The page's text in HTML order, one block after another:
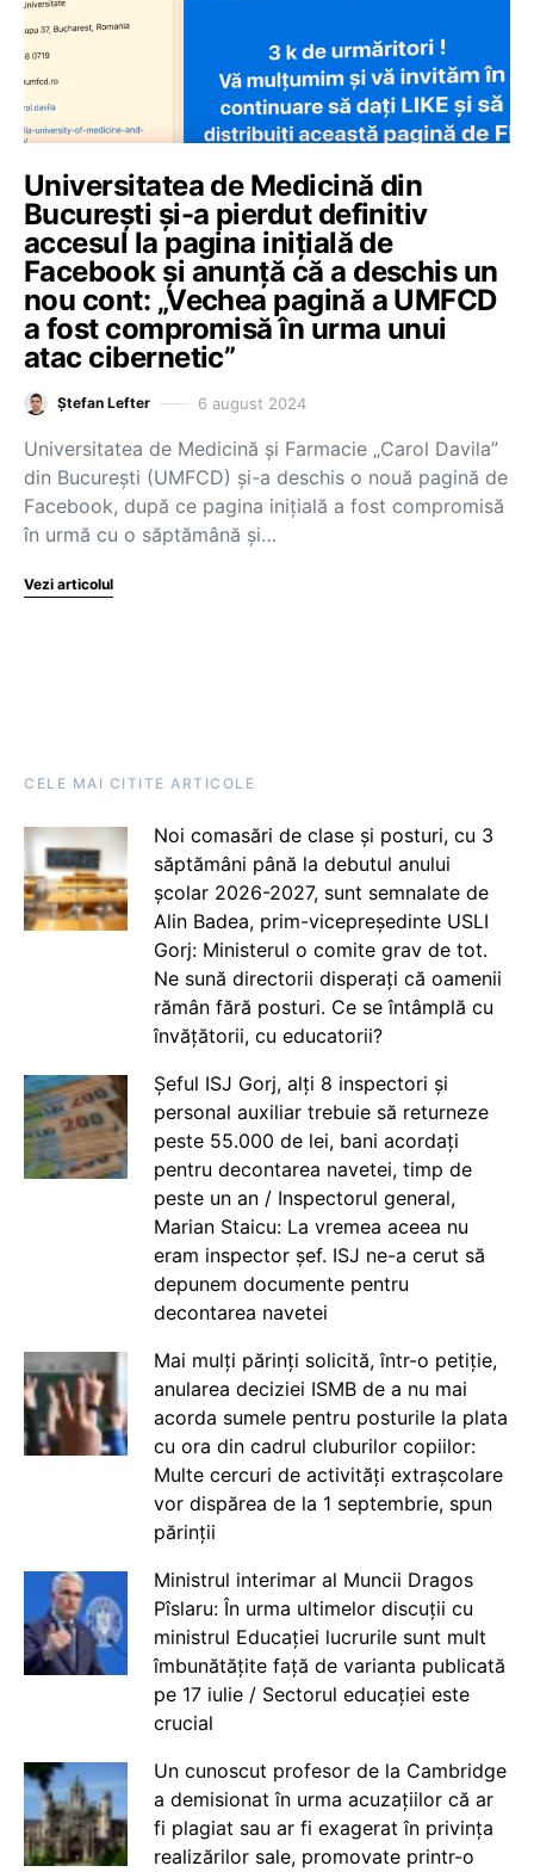
Universitatea de Medicină din
București și-a pierdut definitiv
accesul la pagina inițială de
Facebook și anunță că a deschis un
nou cont: „Vechea pagină a UMFCD
a fost compromisă în urma unui
atac cibernetic”
Ștefan Lefter 6 august 2024
Universitatea de Medicină și Farmacie „Carol Davila”
din București (UMFCD) și-a deschis o nouă pagină de
Facebook, după ce pagina inițială a fost compromisă
în urmă cu o săptămână și…
Vezi articolul
CELE MAI CITITE ARTICOLE
Noi comasări de clase și posturi, cu 3
săptămâni până la debutul anului
școlar 2026-2027, sunt semnalate de
Alin Badea, prim-vicepreședinte USLI
Gorj: Ministerul o comite grav de tot.
Ne sună directorii disperați că oamenii
rămân fără posturi. Ce se întâmplă cu
învățătorii, cu educatorii?
Șeful ISJ Gorj, alți 8 inspectori și
personal auxiliar trebuie să returneze
peste 55.000 de lei, bani acordați
pentru decontarea navetei, timp de
peste un an / Inspectorul general,
Marian Staicu: La vremea aceea nu
eram inspector șef. ISJ ne-a cerut să
depunem documente pentru
decontarea navetei
Mai mulți părinți solicită, într-o petiție,
anularea deciziei ISMB de a nu mai
acorda sumele pentru posturile la plata
cu ora din cadrul cluburilor copiilor:
Multe cercuri de activități extrașcolare
vor dispărea de la 1 septembrie, spun
părinții
Ministrul interimar al Muncii Dragos
Pîslaru: În urma ultimelor discuții cu
ministrul Educației lucrurile sunt mult
îmbunătățite față de varianta publicată
pe 17 iulie / Sectorul educației este
crucial
Un cunoscut profesor de la Cambridge
a demisionat în urma acuzațiilor că ar
fi plagiat sau ar fi exagerat în privința
realizărilor sale, promovate printr-o